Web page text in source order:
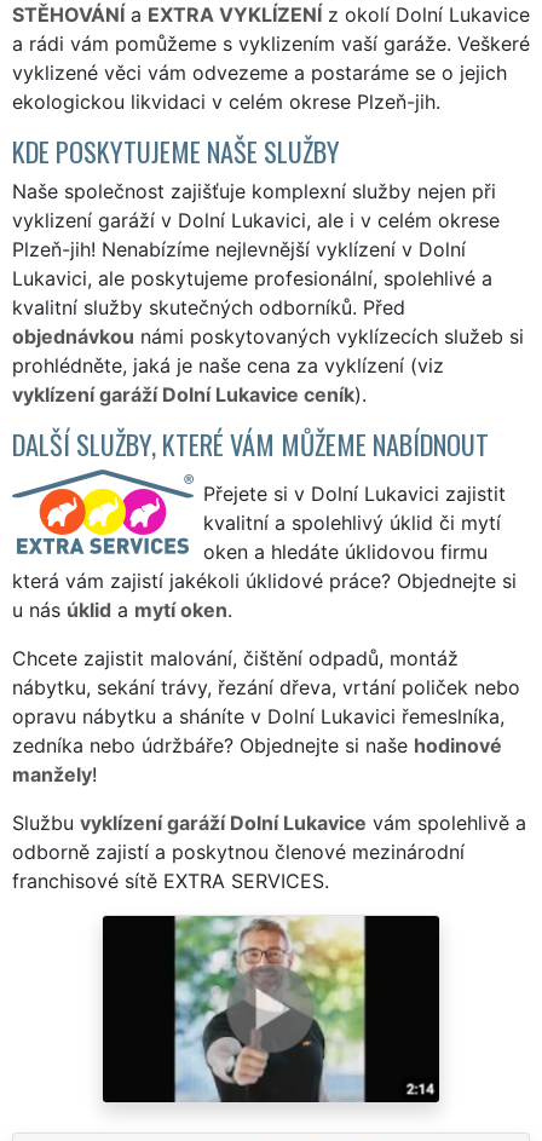
STĚHOVÁNÍ a EXTRA VYKLÍZENÍ z okolí Dolní Lukavice
a rádi vám pomůžeme s vyklizením vaší garáže. Veškeré
vyklizené věci vám odvezeme a postaráme se o jejich
ekologickou likvidaci v celém okrese Plzeň-jih.
KDE POSKYTUJEME NAŠE SLUŽBY
Naše společnost zajišťuje komplexní služby nejen při
vyklizení garáží v Dolní Lukavici, ale i v celém okrese
Plzeň-jih! Nenabízíme nejlevnější vyklízení v Dolní
Lukavici, ale poskytujeme profesionální, spolehlivé a
kvalitní služby skutečných odborníků. Před
objednávkou námi poskytovaných vyklízecích služeb si
prohlédněte, jaká je naše cena za vyklízení (viz
vyklízení garáží Dolní Lukavice ceník).
DALŠÍ SLUŽBY, KTERÉ VÁM MŮŽEME NABÍDNOUT
Přejete si v Dolní Lukavici zajistit
kvalitní a spolehlivý úklid či mytí
oken a hledáte úklidovou firmu
která vám zajistí jakékoli úklidové práce? Objednejte si
u nás úklid a mytí oken.
Chcete zajistit malování, čištění odpadů, montáž
nábytku, sekání trávy, řezání dřeva, vrtání poliček nebo
opravu nábytku a sháníte v Dolní Lukavici řemeslníka,
zedníka nebo údržbáře? Objednejte si naše hodinové
manžely!
Službu vyklízení garáží Dolní Lukavice vám spolehlivě a
odborně zajistí a poskytnou členové mezinárodní
franchisové sítě EXTRA SERVICES.